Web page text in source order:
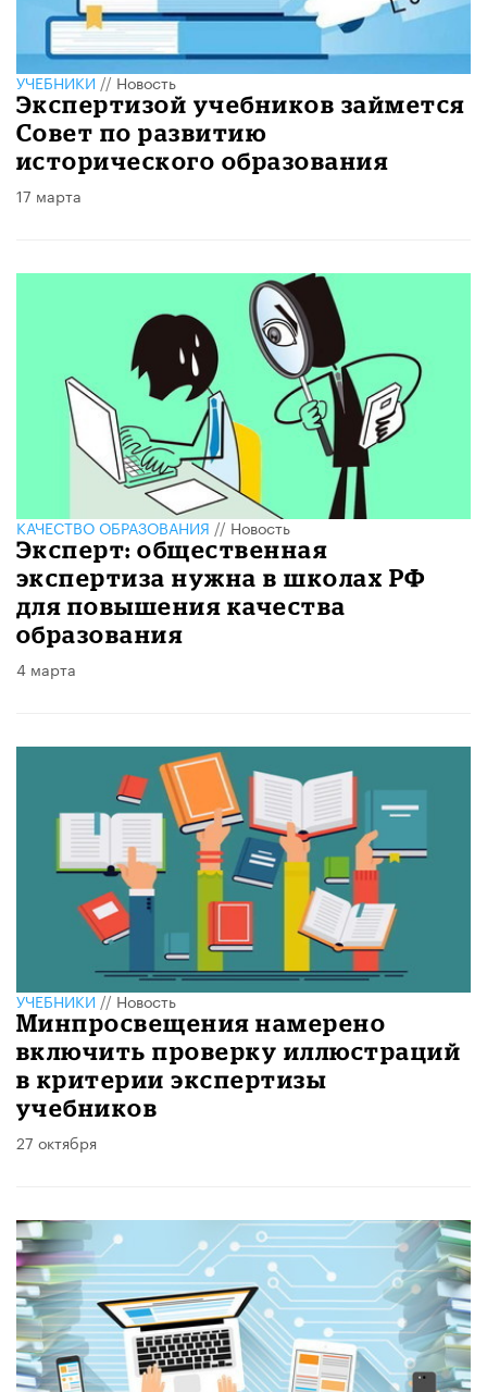
УЧЕБНИКИ//Новость
Экспертизой учебников займется
Совет по развитию
исторического образования
17 марта
КАЧЕСТВО ОБРАЗОВАНИЯ//Новость
Эксперт: общественная
экспертиза нужна в школах РФ
для повышения качества
образования
4 марта
УЧЕБНИКИ//Новость
Минпросвещения намерено
включить проверку иллюстраций
в критерии экспертизы
учебников
27 октября